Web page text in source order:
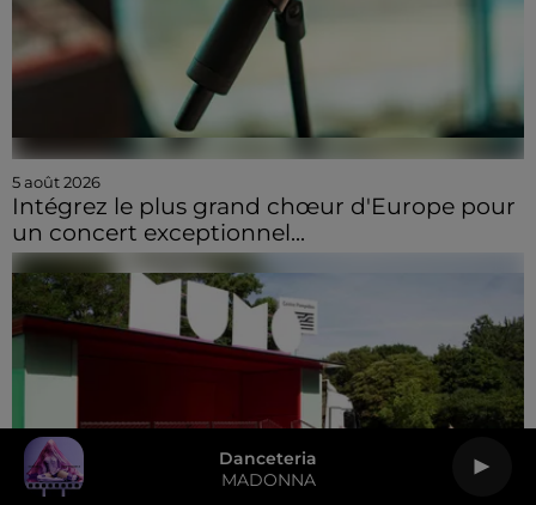
Danceteria
MADONNA
5 août 2026
Intégrez le plus grand chœur d'Europe pour
un concert exceptionnel...